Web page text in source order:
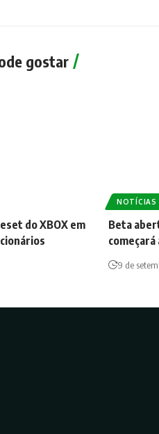
gostar
do XBOX em
NOTÍCIAS
Beta
começará
9 de